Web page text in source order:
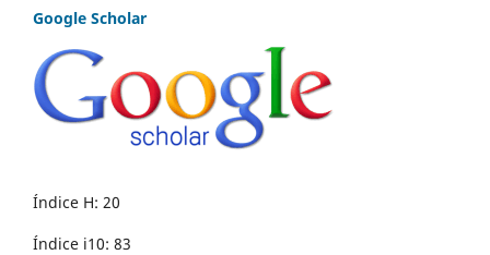
Google Scholar
Índice H: 20
Índice i10: 83